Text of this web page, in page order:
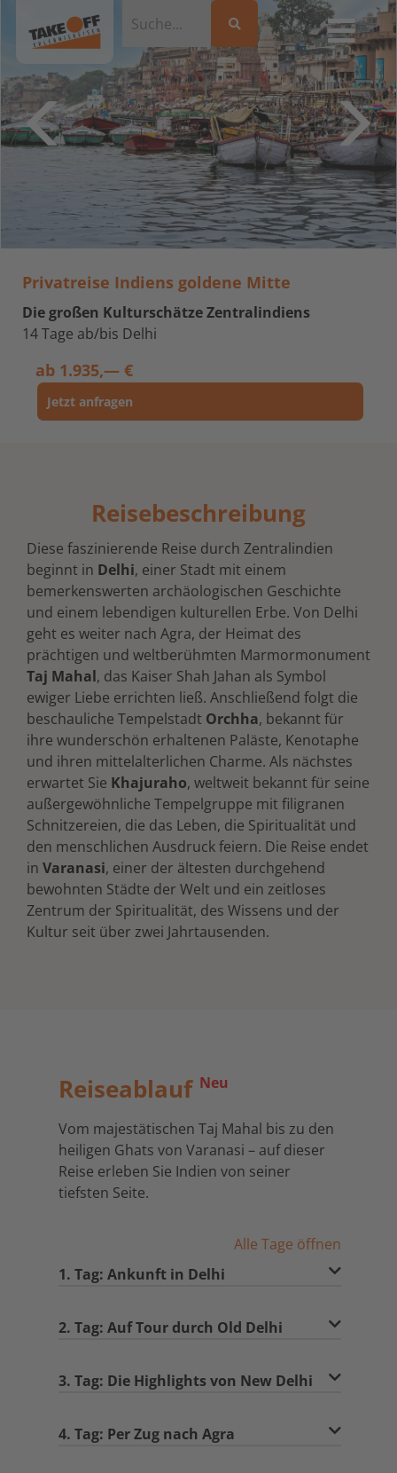
Privatreise Indiens goldene Mitte
Die großen Kulturschätze Zentralindiens
14 Tage ab/bis Delhi
ab 1.935,— €
Jetzt anfragen
Reisebeschreibung
Diese faszinierende Reise durch Zentralindien
beginnt in Delhi, einer Stadt mit einem
bemerkenswerten archäologischen Geschichte
und einem lebendigen kulturellen Erbe. Von Delhi
geht es weiter nach Agra, der Heimat des
prächtigen und weltberühmten Marmormonument
Taj Mahal, das Kaiser Shah Jahan als Symbol
ewiger Liebe errichten ließ. Anschließend folgt die
beschauliche Tempelstadt Orchha, bekannt für
ihre wunderschön erhaltenen Paläste, Kenotaphe
und ihren mittelalterlichen Charme. Als nächstes
erwartet Sie Khajuraho, weltweit bekannt für seine
außergewöhnliche Tempelgruppe mit filigranen
Schnitzereien, die das Leben, die Spiritualität und
den menschlichen Ausdruck feiern. Die Reise endet
in Varanasi, einer der ältesten durchgehend
bewohnten Städte der Welt und ein zeitloses
Zentrum der Spiritualität, des Wissens und der
Kultur seit über zwei Jahrtausenden.
Reiseablauf Neu
Vom majestätischen Taj Mahal bis zu den
heiligen Ghats von Varanasi – auf dieser
Reise erleben Sie Indien von seiner
tiefsten Seite.
Alle Tage öffnen
1. Tag: Ankunft in Delhi
2. Tag: Auf Tour durch Old Delhi
3. Tag: Die Highlights von New Delhi
4. Tag: Per Zug nach Agra